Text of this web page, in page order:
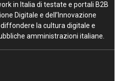
in Italia di testate e portali B2B
Digitale e dell’Innovazione
la cultura digitale e
amministrazioni italiane.